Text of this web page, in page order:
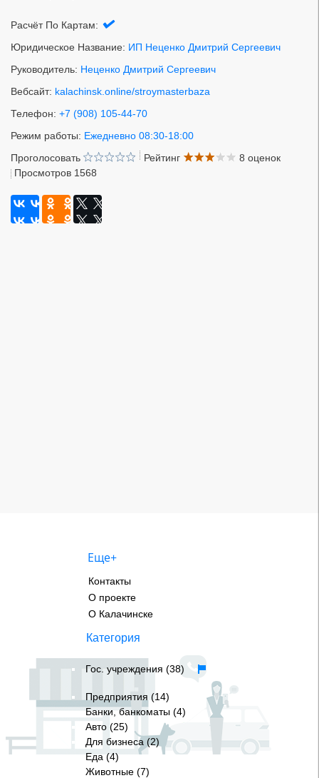
Расчёт По Картам:
Юридическое Название: ИП Неценко Дмитрий Сергеевич
Руководитель: Неценко Дмитрий Сергеевич
Вебсайт: kalachinsk.online/stroymasterbaza
Телефон: +7 (908) 105-44-70
Режим работы: Ежедневно 08:30-18:00
Проголосовать
Рейтинг
8 оценок
Просмотров 1568
Еще+
Контакты
О проекте
О Калачинске
Категория
Гос. учреждения (38)
Предприятия (14)
Банки, банкоматы (4)
Авто (25)
Для бизнеса (2)
Еда (4)
Животные (7)